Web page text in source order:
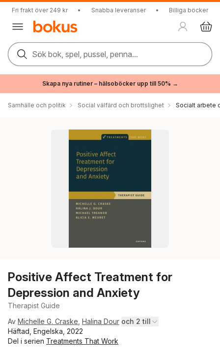
Fri frakt över 249 kr • Snabba leveranser • Billiga böcker
Sök bok, spel, pussel, penna...
Skapa nya rutiner – hälsoböcker upp till 50% →
Samhälle och politik Social välfärd och brottslighet Socialt arbete
Positive Affect Treatment for
Depression and Anxiety
Therapist Guide
Av Michelle G. Craske Halina Dour och 2 till
Häftad, Engelska, 2022
Del i serien Treatments That Work